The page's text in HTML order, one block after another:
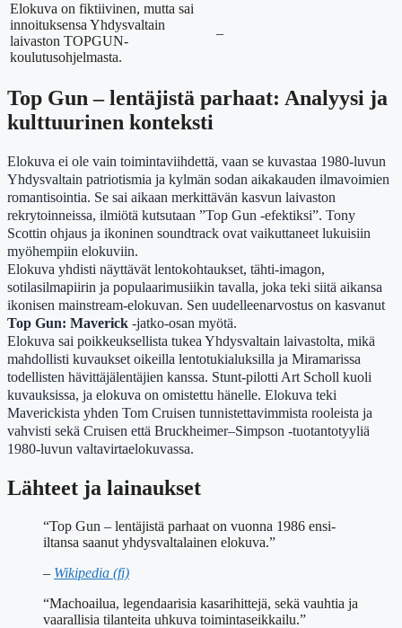
Elokuva on fiktiivinen, mutta sai
innoituksensa Yhdysvaltain
laivaston TOPGUN-
koulutusohjelmasta.
–
Top Gun – lentäjistä parhaat: Analyysi ja
kulttuurinen konteksti
Elokuva ei ole vain toimintaviihdettä, vaan se kuvastaa 1980-luvun
Yhdysvaltain patriotismia ja kylmän sodan aikakauden ilmavoimien
romantisointia. Se sai aikaan merkittävän kasvun laivaston
rekrytoinneissa, ilmiötä kutsutaan ”Top Gun -efektiksi”. Tony
Scottin ohjaus ja ikoninen soundtrack ovat vaikuttaneet lukuisiin
myöhempiin elokuviin.
Elokuva yhdisti näyttävät lentokohtaukset, tähti-imagon,
sotilasilmapiirin ja populaarimusiikin tavalla, joka teki siitä aikansa
ikonisen mainstream-elokuvan. Sen uudelleenarvostus on kasvanut
Top Gun: Maverick -jatko-osan myötä.
Elokuva sai poikkeuksellista tukea Yhdysvaltain laivastolta, mikä
mahdollisti kuvaukset oikeilla lentotukialuksilla ja Miramarissa
todellisten hävittäjälentäjien kanssa. Stunt-pilotti Art Scholl kuoli
kuvauksissa, ja elokuva on omistettu hänelle. Elokuva teki
Maverickista yhden Tom Cruisen tunnistettavimmista rooleista ja
vahvisti sekä Cruisen että Bruckheimer–Simpson -tuotantotyyliä
1980-luvun valtavirtaelokuvassa.
Lähteet ja lainaukset
“Top Gun – lentäjistä parhaat on vuonna 1986 ensi-
iltansa saanut yhdysvaltalainen elokuva.”
– Wikipedia (fi)
“Machoailua, legendaarisia kasarihittejä, sekä vauhtia ja
vaarallisia tilanteita uhkuva toimintaseikkailu.”